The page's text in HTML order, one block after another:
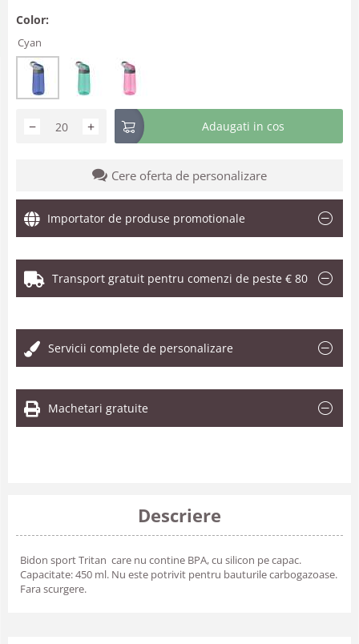
Color:
Cyan
+
− Adaugati in cos
Cere oferta de personalizare
Importator de produse promotionale
Transport gratuit pentru comenzi de peste € 80
Servicii complete de personalizare
Machetari gratuite
Descriere
Bidon sport Tritan  care nu contine BPA, cu silicon pe capac.
Capacitate: 450 ml. Nu este potrivit pentru bauturile carbogazoase.
Fara scurgere.